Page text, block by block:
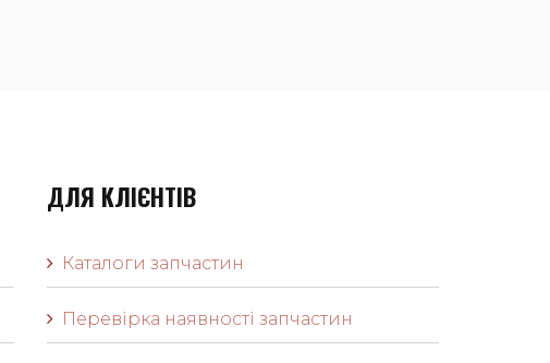
ДЛЯ КЛІЄНТІВ
Каталоги запчастин
Перевірка наявності запчастин